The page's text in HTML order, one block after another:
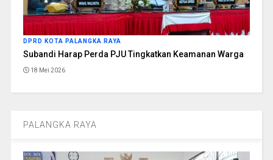
DPRD KOTA PALANGKA RAYA
Subandi Harap Perda PJU Tingkatkan Keamanan Warga
18 Mei 2026
PALANGKA RAYA